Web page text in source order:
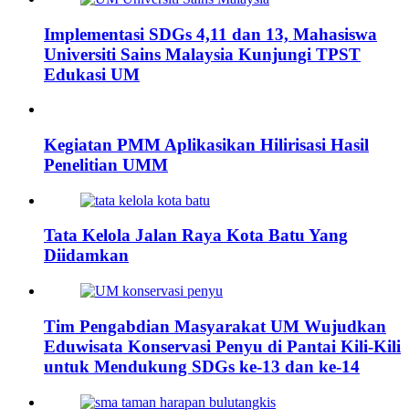
Implementasi SDGs 4,11 dan 13, Mahasiswa
Universiti Sains Malaysia Kunjungi TPST
Edukasi UM
Kegiatan PMM Aplikasikan Hilirisasi Hasil
Penelitian UMM
Tata Kelola Jalan Raya Kota Batu Yang
Diidamkan
Tim Pengabdian Masyarakat UM Wujudkan
Eduwisata Konservasi Penyu di Pantai Kili-Kili
untuk Mendukung SDGs ke-13 dan ke-14